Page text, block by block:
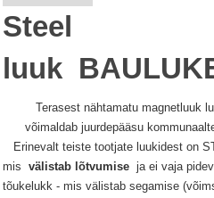
Steel
luuk
Terasest nähtamatu magnetluuk
võimaldab juurdepääsu
Erinevalt teiste tootjate luukidest on
mis välistab lõtvumise ja ei vaja
tõukelukk - mis välistab segamise